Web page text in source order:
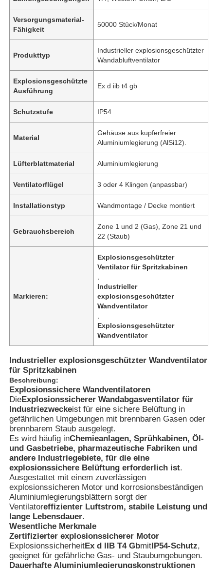
Startseite
Produkte
Über uns
Versorgungsmaterial-
Fähigkeit
50000 Stück/Monat
Produkttyp
Industrieller explosionsgeschützter
Wandabluftventilator
Explosionsgeschützte
Ausführung
Ex d iib t4 gb
Schutzstufe IP54
Material
Gehäuse aus kupferfreier
Aluminiumlegierung (AlSi12).
Lüfterblattmaterial Aluminiumlegierung
Ventilatorflügel 3 oder 4 Klingen (anpassbar)
Installationstyp Wandmontage / Decke montiert
Gebrauchsbereich
Zone 1 und 2 (Gas), Zone 21 und
22 (Staub)
Markieren:
Explosionsgeschützter
Ventilator für Spritzkabinen
Industrieller
explosionsgeschützter
Wandventilator
Explosionsgeschützter
Wandventilator
Industrieller explosionsgeschützter Wandventilator
für Spritzkabinen
Beschreibung:
Explosionssichere Wandventilatoren
DieExplosionssicherer Wandabgasventilator für
Industriezweckeist für eine sichere Belüftung in
gefährlichen Umgebungen mit brennbaren Gasen oder
brennbarem Staub ausgelegt.
Es wird häufig inChemieanlagen, Sprühkabinen, Öl-
und Gasbetriebe, pharmazeutische Fabriken und
andere Industriegebiete, für die eine
explosionssichere Belüftung erforderlich ist.
Ausgestattet mit einem zuverlässigen
explosionssicheren Motor und korrosionsbeständigen
Aluminiumlegierungsblättern sorgt der
Ventilatoreffizienter Luftstrom, stabile Leistung und
lange Lebensdauer.
Wesentliche Merkmale
Zertifizierter explosionssicherer Motor
ExplosionssicherheitEx d IIB T4 GbmitIP54-Schutz,
geeignet für gefährliche Gas- und Staubumgebungen.
Dauerhafte Aluminiumlegierungskonstruktionen